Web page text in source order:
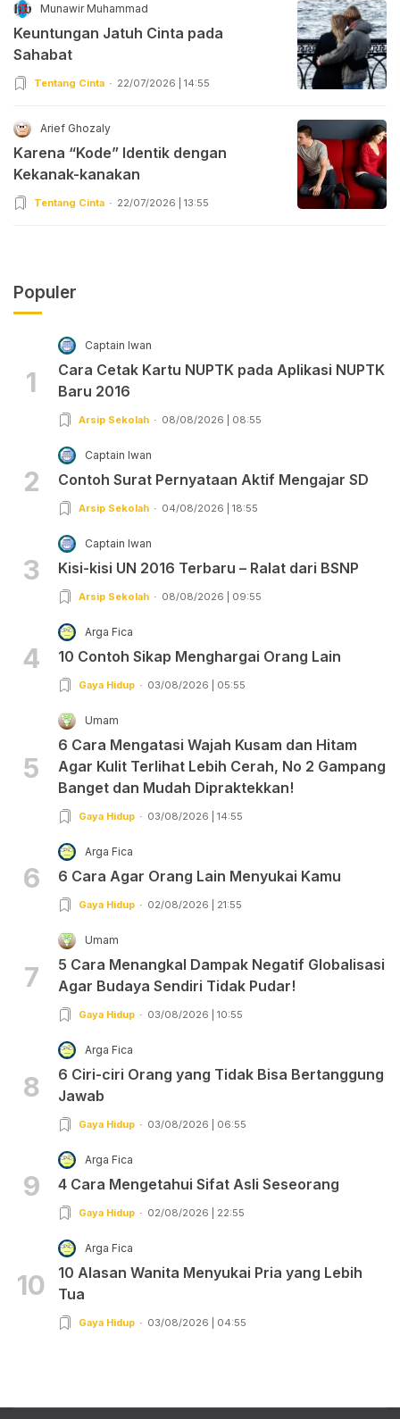
Munawir Muhammad
Keuntungan Jatuh Cinta pada
Sahabat
Tentang Cinta 22/07/2026 | 14:55
Arief Ghozaly
Karena “Kode” Identik dengan
Kekanak-kanakan
Tentang Cinta 22/07/2026 | 13:55
Populer
1
Captain Iwan
Cara Cetak Kartu NUPTK pada Aplikasi NUPTK
Baru 2016
Arsip Sekolah 08/08/2026 | 08:55
2
Captain Iwan
Contoh Surat Pernyataan Aktif Mengajar SD
Arsip Sekolah 04/08/2026 | 18:55
3
Captain Iwan
Kisi-kisi UN 2016 Terbaru – Ralat dari BSNP
Arsip Sekolah 08/08/2026 | 09:55
4
Arga Fica
10 Contoh Sikap Menghargai Orang Lain
Gaya Hidup 03/08/2026 | 05:55
5
Umam
6 Cara Mengatasi Wajah Kusam dan Hitam
Agar Kulit Terlihat Lebih Cerah, No 2 Gampang
Banget dan Mudah Dipraktekkan!
Gaya Hidup 03/08/2026 | 14:55
6
Arga Fica
6 Cara Agar Orang Lain Menyukai Kamu
Gaya Hidup 02/08/2026 | 21:55
7
Umam
5 Cara Menangkal Dampak Negatif Globalisasi
Agar Budaya Sendiri Tidak Pudar!
Gaya Hidup 03/08/2026 | 10:55
8
Arga Fica
6 Ciri-ciri Orang yang Tidak Bisa Bertanggung
Jawab
Gaya Hidup 03/08/2026 | 06:55
9
Arga Fica
4 Cara Mengetahui Sifat Asli Seseorang
Gaya Hidup 02/08/2026 | 22:55
10
Arga Fica
10 Alasan Wanita Menyukai Pria yang Lebih
Tua
Gaya Hidup 03/08/2026 | 04:55